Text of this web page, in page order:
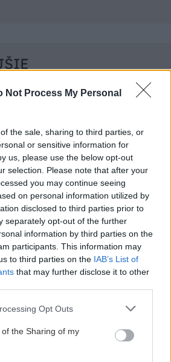
Not Process My Personal
the sale, sharing to third parties, or
or sensitive information for
us, please use the below opt-out
selection. Please note that after your
you may continue seeing
on personal information utilized by
disclosed to third parties prior to
separately opt-out of the further
information by third parties on the
participants. This information may
to third parties on the IAB’s List of
that may further disclose it to other
app uses one or more Google
or usage behaviour. You may click to
to Google and its third-party tags to
specified purposes in below Google
Opt Outs
the Sharing of my
MESIAC
materiálu jasno
znesú sucho a teplo? Tieto
na ktoré slnko svieti celý
lapače: Vyrobte si za 5 minút
na osy a sršne, ktorá ich
celý deň? Pozrite sa,
a prečo sa oplatí zapnúť aj
dozrievajú pomaly? Trik
funguje aj cez leto, ale pozor na